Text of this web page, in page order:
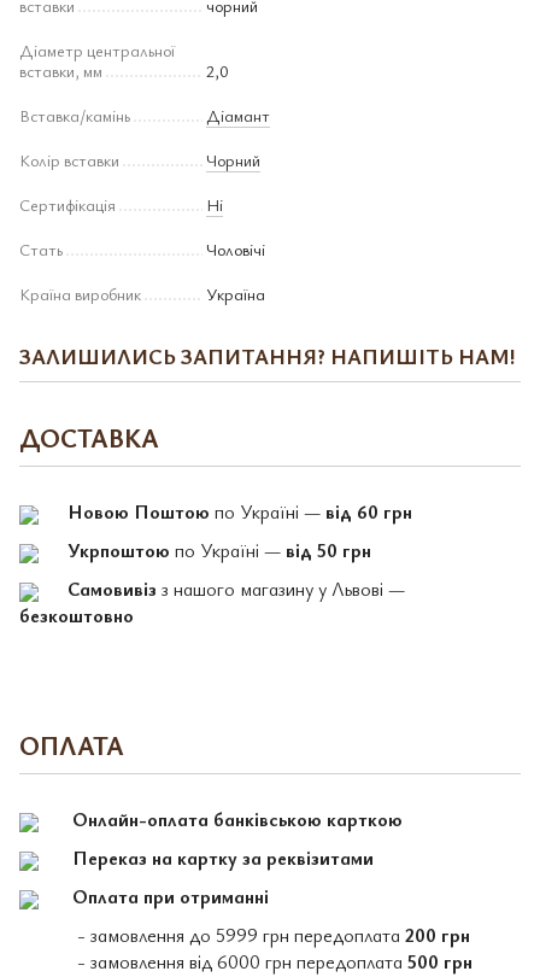
вставки
чорний
Діаметр центральної
вставки, мм
2,0
Вставка/камінь
Діамант
Колір вставки
Чорний
Сертифікація
Ні
Стать
Чоловічі
Країна виробник
Україна
ЗАЛИШИЛИСЬ ЗАПИТАННЯ? НАПИШІТЬ НАМ!
ДОСТАВКА
Новою Поштою по Україні — від 60 грн
Укрпоштою по Україні — від 50 грн
Самовивіз з нашого магазину у Львові —
безкоштовно
ОПЛАТА
Онлайн-оплата банківською карткою
Переказ на картку за реквізитами
Оплата при отриманні
- замовлення до 5999 грн передоплата 200 грн
- замовлення від 6000 грн передоплата 500 грн